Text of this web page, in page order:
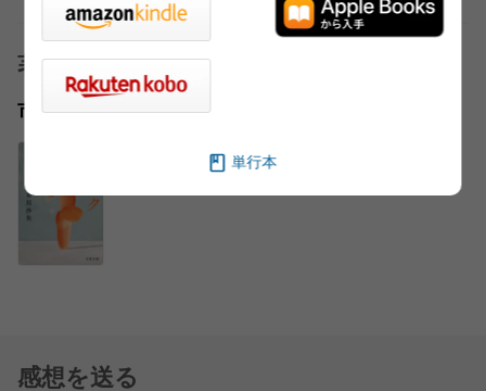
著者
市川 沙央
感想を送る
単行本